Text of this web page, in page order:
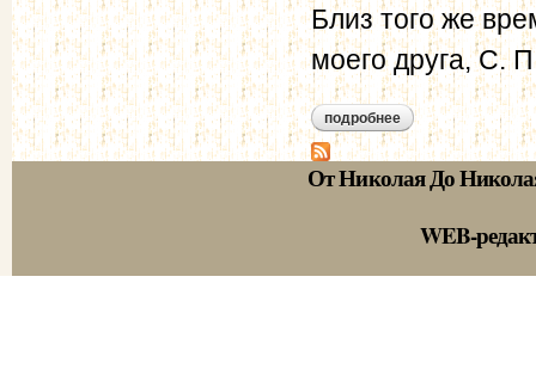
Близ того же
моего друга, С.
подробнее о берг н.в. записки.
От Николая До
WEB-